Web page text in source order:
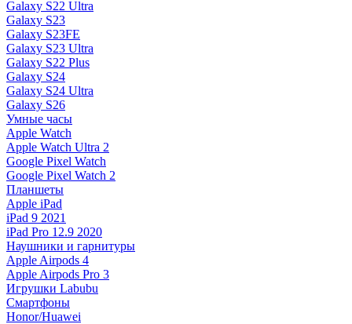
Galaxy S22 Ultra
Galaxy S23
Galaxy S23FE
Galaxy S23 Ultra
Galaxy S22 Plus
Galaxy S24
Galaxy S24 Ultra
Galaxy S26
Умные часы
Apple Watch
Apple Watch Ultra 2
Google Pixel Watch
Google Pixel Watch 2
Планшеты
Apple iPad
iPad 9 2021
iPad Pro 12.9 2020
Наушники и гарнитуры
Apple Airpods 4
Apple Airpods Pro 3
Игрушки Labubu
Смартфоны
Honor/Huawei